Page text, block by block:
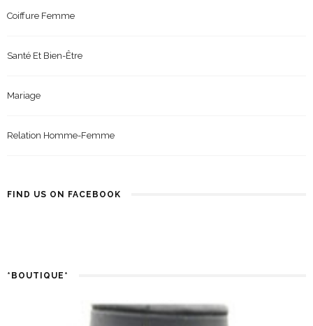
Coiffure Femme
Santé Et Bien-Être
Mariage
Relation Homme-Femme
FIND US ON FACEBOOK
*BOUTIQUE*